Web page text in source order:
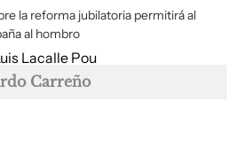
la reforma jubilatoria permitirá al
al hombro
Carreño